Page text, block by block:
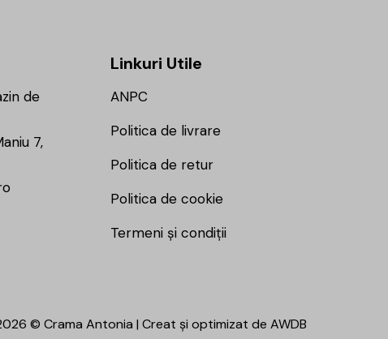
de
7,
Linkuri Utile
ANPC
Politica de livrare
Politica de retur
Politica de cookie
Termeni și condiții
© Crama Antonia | Creat și optimizat de AWDB